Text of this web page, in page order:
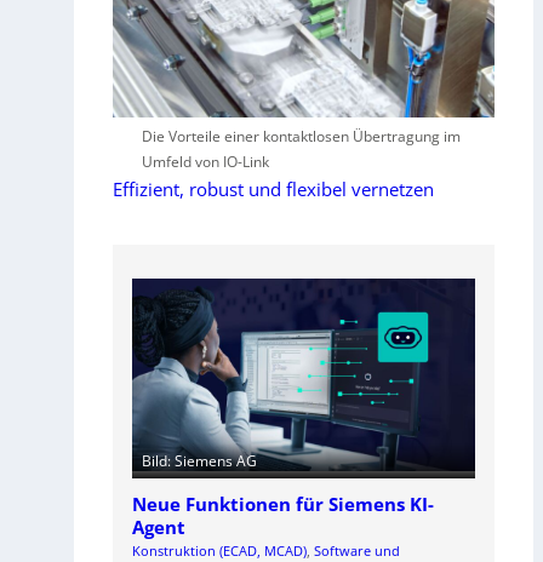
Die Vorteile einer kontaktlosen Übertragung im
Umfeld von IO-Link
Effizient, robust und flexibel vernetzen
Bild: Siemens AG
Neue Funktionen für Siemens KI-
Agent
Konstruktion (ECAD, MCAD) , Software und